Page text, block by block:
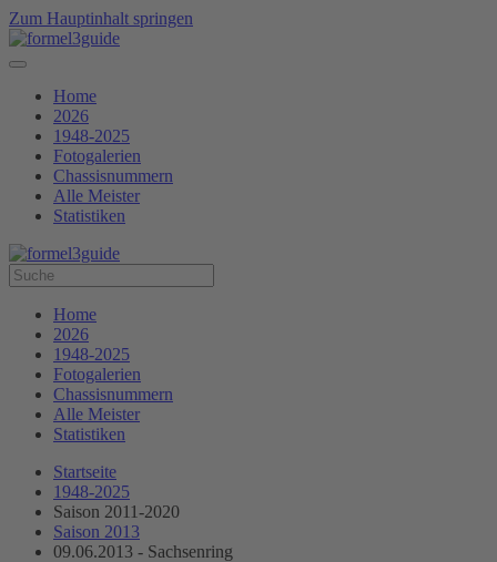
Zum Hauptinhalt springen
Home
2026
1948-2025
Fotogalerien
Chassisnummern
Alle Meister
Statistiken
Home
2026
1948-2025
Fotogalerien
Chassisnummern
Alle Meister
Statistiken
Startseite
1948-2025
Saison 2011-2020
Saison 2013
09.06.2013 - Sachsenring